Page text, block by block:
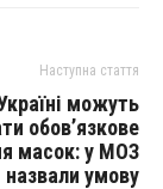
Наступна стаття
можуть
обов’язкове
масок: у МОЗ
назвали умову